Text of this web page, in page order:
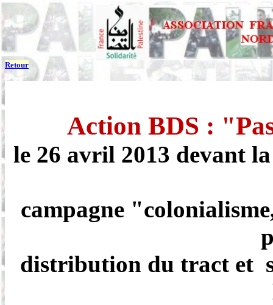
Retour
Action BDS :
le 26 avril 2013 devant
campagne
distribution du tract et